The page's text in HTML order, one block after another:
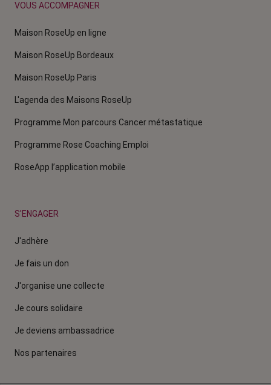
VOUS ACCOMPAGNER
Maison RoseUp en ligne
Maison RoseUp Bordeaux
Maison RoseUp Paris
L'agenda des Maisons RoseUp
Programme Mon parcours Cancer métastatique
Programme Rose Coaching Emploi
RoseApp l’application mobile
S'ENGAGER
J'adhère
Je fais un don
J'organise une collecte
Je cours solidaire
Je deviens ambassadrice
Nos partenaires